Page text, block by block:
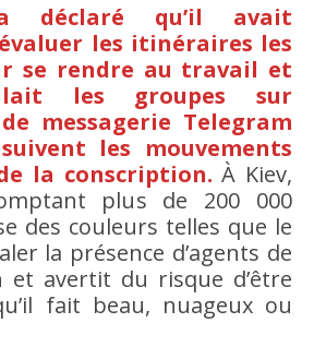
déclaré qu’il avait
les itinéraires les
se rendre au travail et
les groupes sur
messagerie Telegram
les mouvements
la conscription. À Kiev,
plus de 200 000
des couleurs telles que le
la présence d’agents de
et avertit du risque d’être
fait beau, nuageux ou